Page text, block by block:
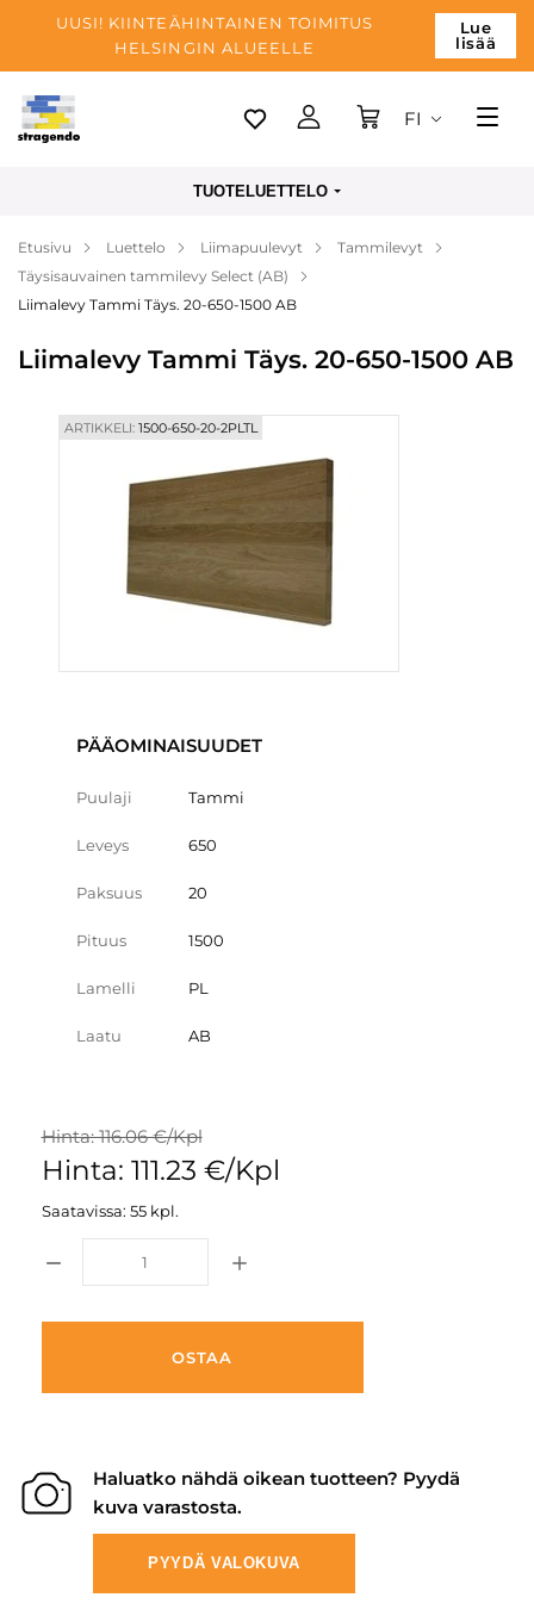
UUSI! KIINTEÄHINTAINEN TOIMITUS
HELSINGIN ALUEELLE
Lue
lisää
Tallinn
Maksu
Yrityksen
Blogi
FI
TUOTELUETTELO
Etusivu Luettelo Liimapuulevyt
Tammilevyt
Täysisauvainen tammilevy Select (AB)
Liimalevy Tammi Täys. 20-650-1500 AB
Liimalevy Tammi Täys. 20-650-1500 AB
ARTIKKELI:1500-650-20-2PLTL
PÄÄOMINAISUUDET
Puulaji Tammi
Leveys 650
Paksuus 20
Pituus 1500
Lamelli PL
Laatu AB
Hinta: 116.06 €/Kpl
Hinta: 111.23 €/Kpl
Saatavissa: 55 kpl.
OSTAA
Haluatko nähdä oikean tuotteen? Pyydä
kuva varastosta.
PYYDÄ VALOKUVA